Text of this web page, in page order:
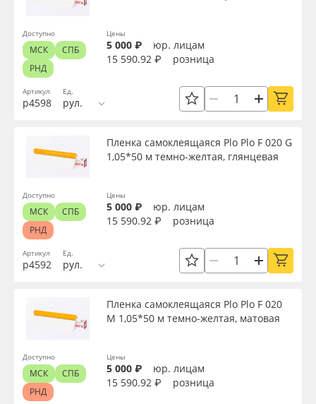
Артикул
р4598
Ед.
рул.
Цены
5 000 ₽
юр. лицам
15 590.92 ₽
розница
Доступно
МСК
СПБ
РНД
Артикул
р4592
Пленка самоклеящаяся Plo Plo F 020 G
1,05*50 м темно-желтая, глянцевая
Ед.
рул.
Цены
5 000 ₽
юр. лицам
15 590.92 ₽
розница
Доступно
МСК
СПБ
РНД
Пленка самоклеящаяся Plo Plo F 020
M 1,05*50 м темно-желтая, матовая
Цены
5 000 ₽
юр. лицам
15 590.92 ₽
розница
Доступно
МСК
СПБ
РНД